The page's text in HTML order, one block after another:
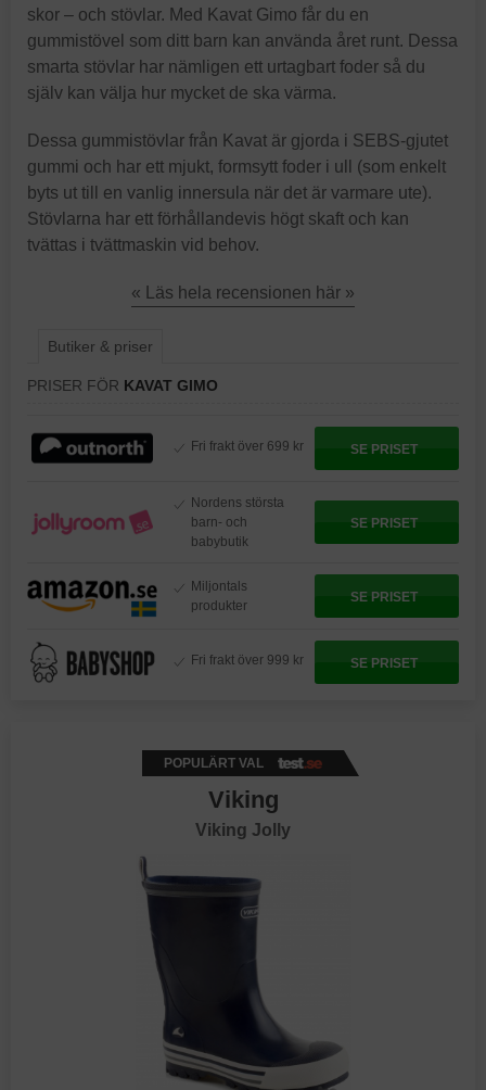
skor – och stövlar. Med Kavat Gimo får du en
gummistövel som ditt barn kan använda året runt. Dessa
smarta stövlar har nämligen ett urtagbart foder så du
själv kan välja hur mycket de ska värma.
Dessa gummistövlar från Kavat är gjorda i SEBS-gjutet
gummi och har ett mjukt, formsytt foder i ull (som enkelt
byts ut till en vanlig innersula när det är varmare ute).
Stövlarna har ett förhållandevis högt skaft och kan
tvättas i tvättmaskin vid behov.
« Läs hela recensionen här »
Butiker & priser
PRISER FÖR KAVAT GIMO
Fri frakt över 699 kr SE PRISET
Nordens största
barn- och
babybutik
SE PRISET
Miljontals
produkter
SE PRISET
Fri frakt över 999 kr SE PRISET
POPULÄRT VAL
Viking
Viking Jolly